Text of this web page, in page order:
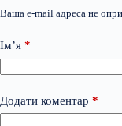
Ваша e-mail адреса не
Ім’я *
Додати коментар *